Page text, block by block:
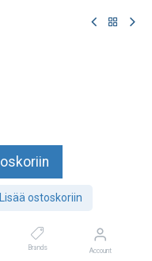
Lisää ostoskoriin
Brands Account